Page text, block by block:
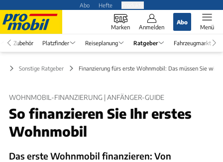
Abo Hefte
Marken Anmelden
Abo
Menü
Zubehör Platzfinder Reiseplanung Ratgeber Fahrzeugmarkt
Sonstige Ratgeber Finanzierung fürs erste Wohnmobil: Das müssen Sie
WOHNMOBIL-FINANZIERUNG | ANFÄNGER-GUIDE
So finanzieren Sie Ihr erstes
Wohnmobil
Das erste Wohnmobil finanzieren: Von